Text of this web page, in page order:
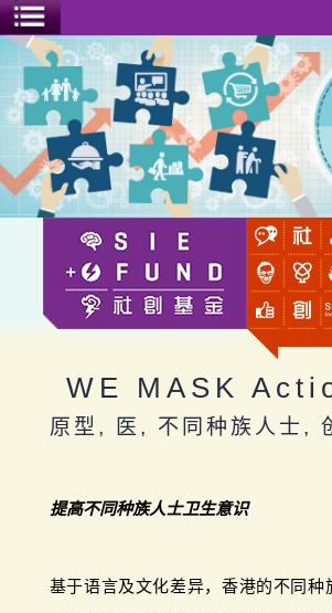
菜单开关
WE MASK Action
WE MASK
原型, 医, 不同种族人士,
提高不同种族人士卫生意识
基于语言及文化差异，香港的不同种